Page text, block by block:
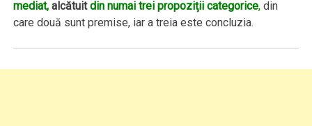
mediat, alcătuitdin numai trei propoziţii categorice,din
care două sunt premise, iar a treia este concluzia.